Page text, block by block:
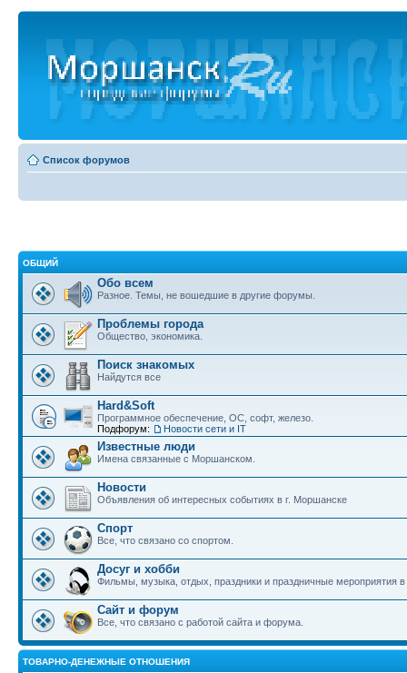
Список форумов
ОБЩИЙ
Обо всем
Разное. Темы, не вошедшие в другие форумы.
Проблемы города
Общество, экономика.
Поиск знакомых
Найдутся все
Hard&Soft
Программное обеспечение, ОС, софт, железо.
Подфорум:
Новости сети и IT
Известные люди
Имена связанные с Моршанском.
Новости
Объявления об интересных событиях в г. Моршанске
Спорт
Все, что связано со спортом.
Досуг и хобби
Фильмы, музыка, отдых, праздники и праздничные мероприятия
Сайт и форум
Все, что связано с работой сайта и форума.
ТОВАРНО-ДЕНЕЖНЫЕ ОТНОШЕНИЯ